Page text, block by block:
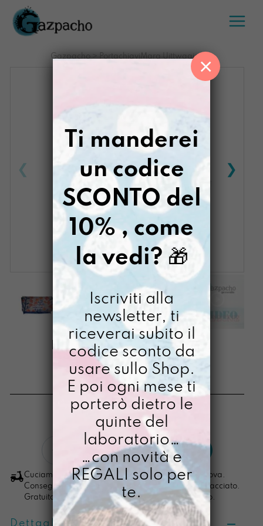
Salta
contenuto
Gazpacho > PortachiaviMara Uittwaaien
PORTACHIAVIMARA
UITTWAAIEN
€18,00
[ Portachiavi: 7 x 11,5 x 3,5 cm ]
PortachiaviMara
Uittwaaien
quantità
LO VOGLIO
Cuciamo ogni ordine nel nostro laboratorio di Padova.
Consegna in 4/5 giorni lavorativi, pacco sempre tracciato.
Gratuita per ordini di importo superiore ai 100 euro.
Dettagli prodotto
Ti manderei
un codice
SCONTO del
10% , come
la vedi? 🎁
Iscriviti alla
newsletter, ti
riceverai subito il
codice sconto da
usare sullo Shop.
E poi ogni mese ti
porterò dietro le
quinte del
laboratorio…
…con novità e
REGALI solo per
te.
×